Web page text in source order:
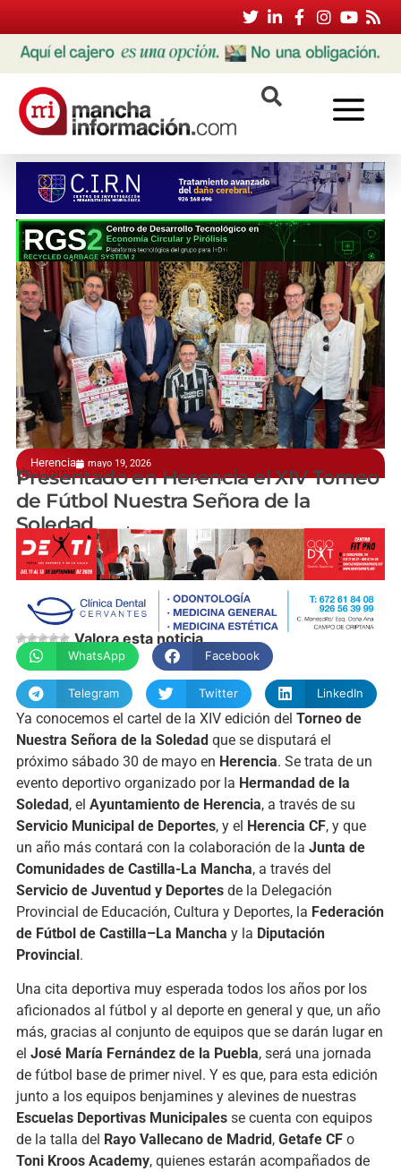
Herencia mayo 19, 2026
Una jornada de convivencia y deportividad
Presentado en Herencia el XIV Torneo
de Fútbol Nuestra Señora de la
Soledad
manchainformacion.com
Valora esta noticia
WhatsApp Facebook
Telegram Twitter LinkedIn
Ya conocemos el cartel de la XIV edición del Torneo de
Nuestra Señora de la Soledadque se disputará el
próximo sábado 30 de mayo en Herencia. Se trata de un
evento deportivo organizado por la Hermandad de la
Soledad, el Ayuntamiento de Herencia, a través de su
Servicio Municipal de Deportes, y el Herencia CF, y que
un año más contará con la colaboración de la Junta de
Comunidades de Castilla-La Mancha, a través del
Servicio de Juventud y Deportesde la Delegación
Provincial de Educación, Cultura y Deportes, la Federación
de Fútbol de Castilla–La Mancha y la Diputación
Provincial.
Una cita deportiva muy esperada todos los años por los
aficionados al fútbol y al deporte en general y que, un año
más, gracias al conjunto de equipos que se darán lugar en
el José María Fernández de la Puebla, será una jornada
de fútbol base de primer nivel. Y es que, para esta edición
junto a los equipos benjamines y alevines de nuestras
Escuelas Deportivas Municipalesse cuenta con equipos
de la talla del Rayo Vallecano de Madrid, Getafe CFo
Toni Kroos Academy, quienes estarán acompañados de